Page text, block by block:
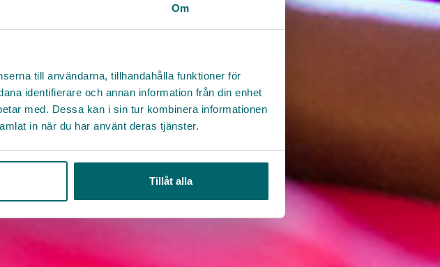
Om
till användarna, tillhandahålla funktioner för
identifierare och annan information från din enhet
med. Dessa kan i sin tur kombinera informationen
in när du har använt deras tjänster.
Tillåt alla